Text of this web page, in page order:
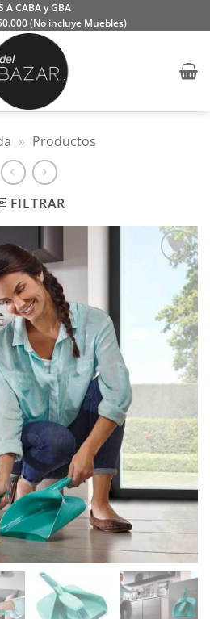
A CABA y GBA
(No incluye Muebles)
» Productos
FILTRAR
Añadir
a la
lista
de
deseos